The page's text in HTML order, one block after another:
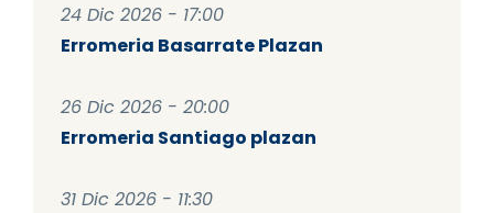
24 Dic 2026 - 17:00
Erromeria Basarrate Plazan
26 Dic 2026 - 20:00
Erromeria Santiago plazan
31 Dic 2026 - 11:30